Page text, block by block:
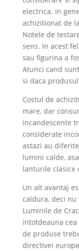
electrica. In
achizitionat de
Notele de
sens. In acest
sau figurina a
Atunci cand
si daca
Costul de
mare, dar
incandescente
considerate
astazi au
lumini calde,
lanturile clasice
Un alt avantaj
caldura, deci
Luminile de
intotdeauna
de produse
directivei